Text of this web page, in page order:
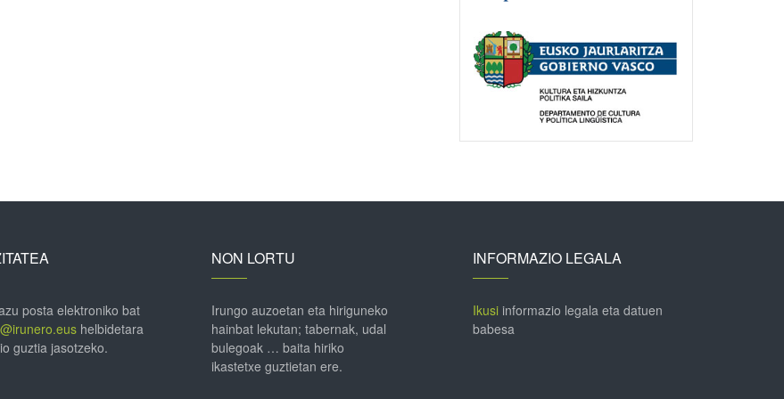
posta elektroniko bat
helbidetara
guztia jasotzeko.
NON LORTU
Irungo auzoetan eta hiriguneko
hainbat lekutan; tabernak, udal
bulegoak … baita hiriko
ikastetxe guztietan ere.
INFORMAZIO LEGALA
Ikusiinformazio legala eta datuen
babesa